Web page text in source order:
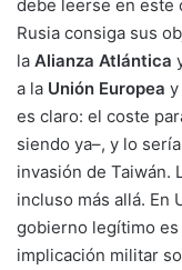
debe leerse en este
Rusia consiga sus
la Alianza Atlántica
a la Unión Europea y
es claro: el coste
siendo ya–, y lo
invasión de Taiwán.
incluso más allá. En
gobierno legítimo
implicación militar